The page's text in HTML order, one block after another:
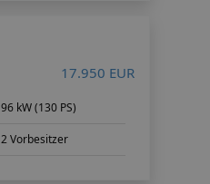
17.950 EUR
96 kW (130 PS)
2 Vorbesitzer